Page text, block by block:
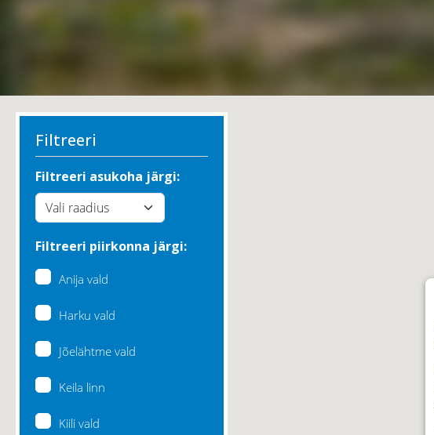
Filtreeri
Filtreeri asukoha järgi:
Filtreeri piirkonna järgi:
Anija vald
Harku vald
Jõelähtme vald
Keila linn
Kiili vald